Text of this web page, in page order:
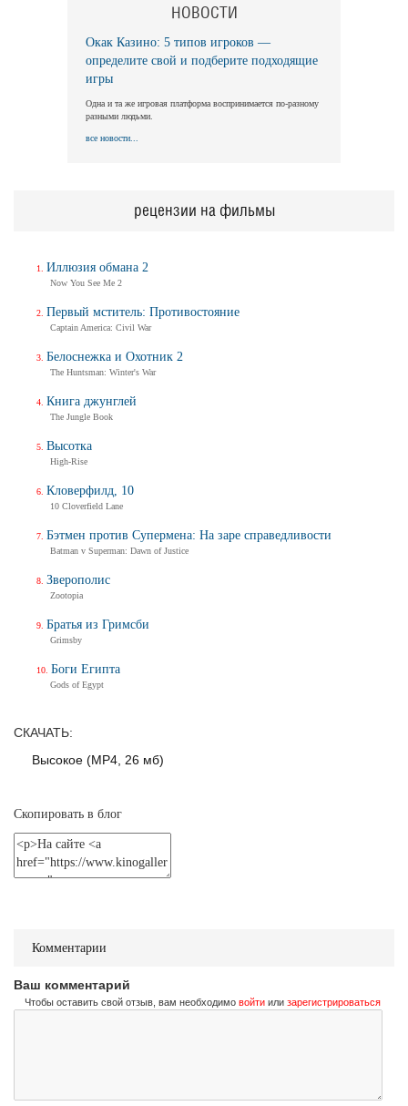
Длинная ночь, короткое утро
Long Nights Short Mornings
Трейлер (на русском)
Трейлер №2
Тизер-трейлер (на русском)
Don't Knock Twice
СКАЧАТЬ:
Высокое (MP4, 26 мб)
Скопировать в блог
Комментарии
Ваш комментарий
Чтобы оставить свой отзыв, вам необходимо войти или зарегистрироваться
НОВОСТИ
Окак Казино: 5 типов игроков —
определите свой и подберите подходящие
игры
Одна и та же игровая платформа воспринимается по-разному
разными людьми.
все новости...
рецензии на фильмы
Иллюзия обмана 2
Now You See Me 2
Первый мститель: Противостояние
Captain America: Civil War
Белоснежка и Охотник 2
The Huntsman: Winter's War
Книга джунглей
The Jungle Book
Высотка
High-Rise
Кловерфилд, 10
10 Cloverfield Lane
Бэтмен против Супермена: На заре справедливости
Batman v Superman: Dawn of Justice
Зверополис
Zootopia
Братья из Гримсби
Grimsby
Боги Египта
Gods of Egypt